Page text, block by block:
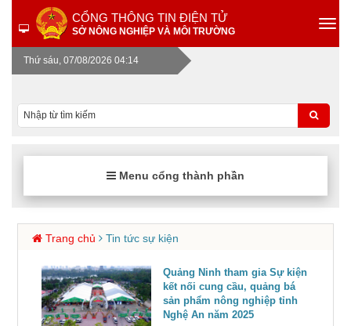
CỔNG THÔNG TIN ĐIỆN TỬ
SỞ NÔNG NGHIỆP VÀ MÔI TRƯỜNG
Thứ sáu, 07/08/2026 04:14
Menu cổng thành phần
Trang chủ Tin tức sự kiện
Quảng Ninh tham gia Sự kiện
kết nối cung cầu, quảng bá
sản phẩm nông nghiệp tỉnh
Nghệ An năm 2025